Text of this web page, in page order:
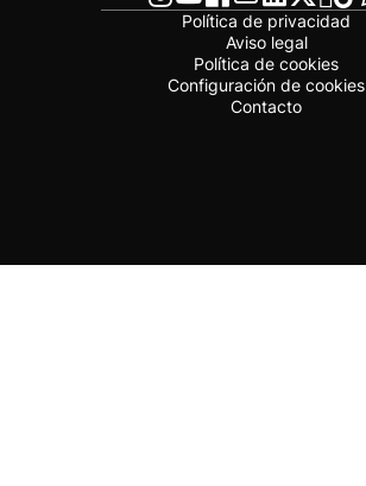
Política de privacidad
Aviso legal
Política de cookies
Configuración de cookies
Contacto